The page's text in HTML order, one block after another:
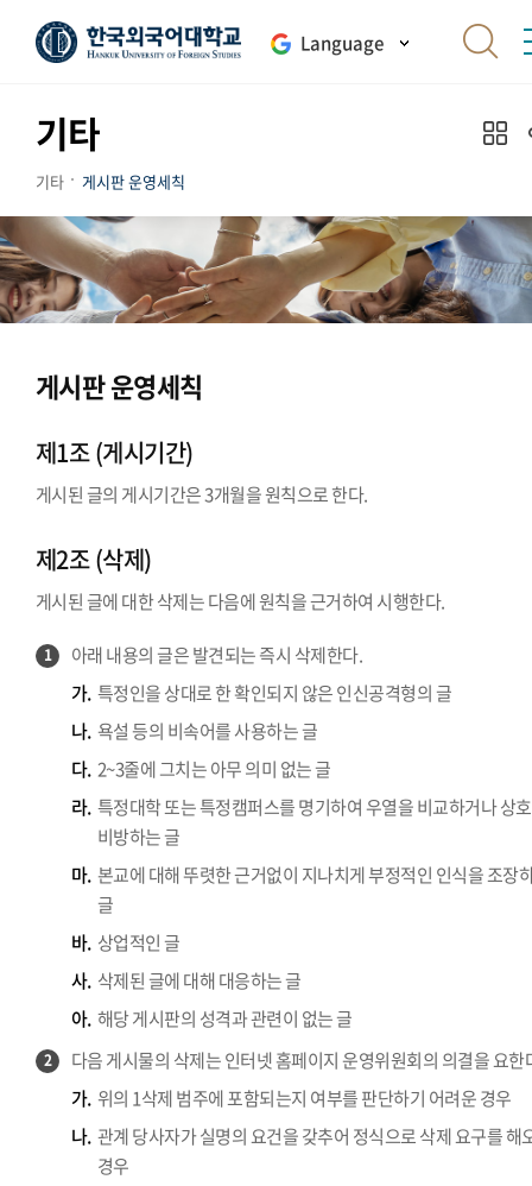
Language
기타
기타 게시판 운영세칙
게시판 운영세칙
제1조 (게시기간)
게시된 글의 게시기간은 3개월을 원칙으로 한다.
제2조 (삭제)
게시된 글에 대한 삭제는 다음에 원칙을 근거하여 시행한다.
1
아래 내용의 글은 발견되는 즉시 삭제한다.
가. 특정인을 상대로 한 확인되지 않은 인신공격형의 글
나. 욕설 등의 비속어를 사용하는 글
다. 2~3줄에 그치는 아무 의미 없는 글
라. 특정대학 또는 특정캠퍼스를 명기하여 우열을 비교하거나 상호
비방하는 글
마. 본교에 대해 뚜렷한 근거없이 지나치게 부정적인 인식을 조장
글
바. 상업적인 글
사. 삭제된 글에 대해 대응하는 글
아. 해당 게시판의 성격과 관련이 없는 글
2
다음 게시물의 삭제는 인터넷 홈페이지 운영위원회의 의결을 요한
가. 위의 1삭제 범주에 포함되는지 여부를 판단하기 어려운 경우
나. 관계 당사자가 실명의 요건을 갖추어 정식으로 삭제 요구를 해
경우